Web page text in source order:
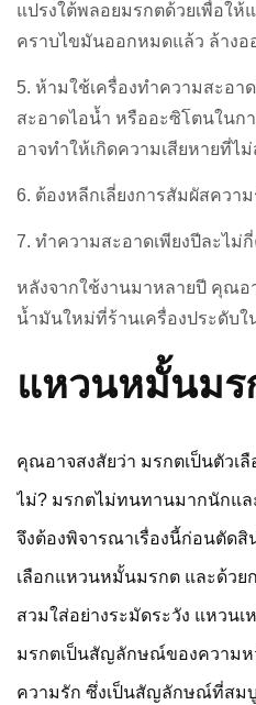
แปรงใต้พลอยมรกตด้วยเพื่อให้
คราบไขมันออกหมดแล้ว ล้าง
5. ห้ามใช้เครื่องทำความสะอา
สะอาดไอน้ำ หรืออะซิโตนในก
อาจทำให้เกิดความเสียหายที่ไ
6. ต้องหลีกเลี่ยงการสัมผัสควา
7. ทำความสะอาดเพียงปีละไม่
หลังจากใช้งานมาหลายปี คุณอ
น้ำมันใหม่ที่ร้านเครื่องประดับใ
แหวนหมั้นมร
คุณอาจสงสัยว่า มรกตเป็นตัว
ไม่? มรกตไม่ทนทานมากนักแ
จึงต้องพิจารณาเรื่องนี้ก่อนตัดสิ
เลือกแหวนหมั้นมรกต และด้วย
สวมใส่อย่างระมัดระวัง แหวน
มรกตเป็นสัญลักษณ์ของความห
ความรัก ซึ่งเป็นสัญลักษณ์ที่ส